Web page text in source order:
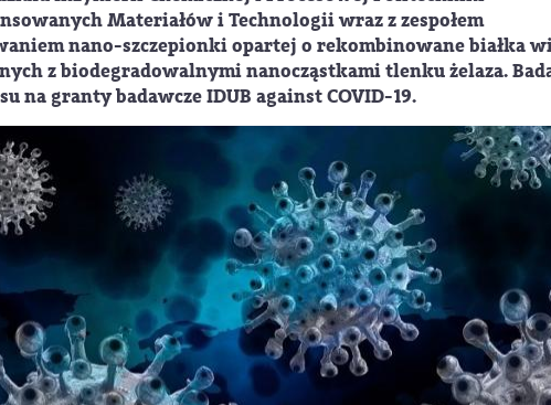
Materiałów i Technologii wraz z zespołem
nano-szczepionki opartej o rekombinowane białka
z biodegradowalnymi nanocząstkami tlenku żelaza.
na granty badawcze IDUB against COVID-19.